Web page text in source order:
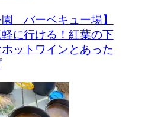
園 バーベキュー場】
に行ける！紅葉の下
ットワインとあった